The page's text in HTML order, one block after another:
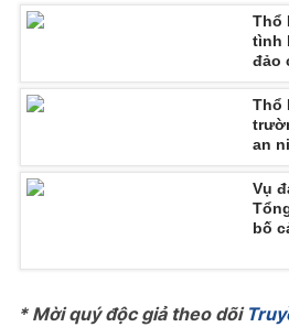
Tư vấn
Emagazine
VTV Money VTV
Thổ
tình
đảo
Thổ
an
Vụ
bố
* Mời quý độc giả theo dõi